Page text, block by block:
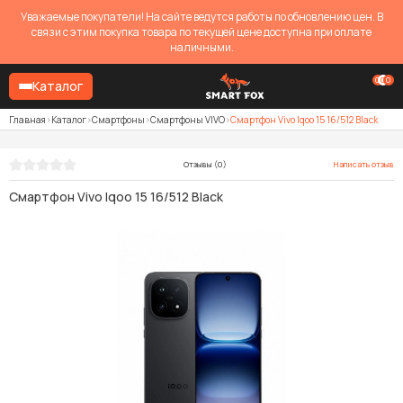
Уважаемые покупатели! На сайте ведутся работы по обновлению цен. В
связи с этим покупка товара по текущей цене доступна при оплате
наличными.
Каталог 000
Главная Каталог Смартфоны Смартфоны VIVO Смартфон Vivo Iqoo 15 16/512 Black
Отзывы (0) Написать отзыв
Смартфон Vivo Iqoo 15 16/512 Black